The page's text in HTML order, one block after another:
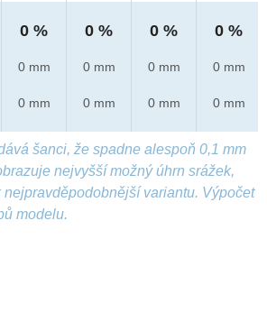
0 %
0 mm
0 mm
0 %
0 mm
0 mm
0 %
0 mm
0 mm
0 %
0 mm
0 mm
šanci, že spadne alespoň 0,1 mm
nejvyšší možný úhrn srážek,
variantu. Výpočet
modelu.